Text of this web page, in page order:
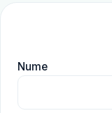
Nume